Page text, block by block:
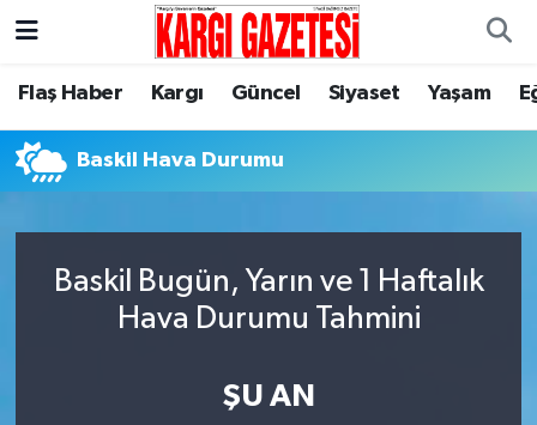
Flaş Haber Kargı Güncel Siyaset Yaşam
Baskil Hava Durumu
Baskil Bugün, Yarın ve 1 Haftalık
Hava Durumu Tahmini
ŞU AN
Flaş Haber
Kargı
Siyaset
Yaşam
Nöbetçi Eczaneler
Hava Durumu
Trafik Durumu
Süper Lig Puan Durumu ve Fikstür